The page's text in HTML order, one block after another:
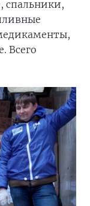
спальники,
Всего